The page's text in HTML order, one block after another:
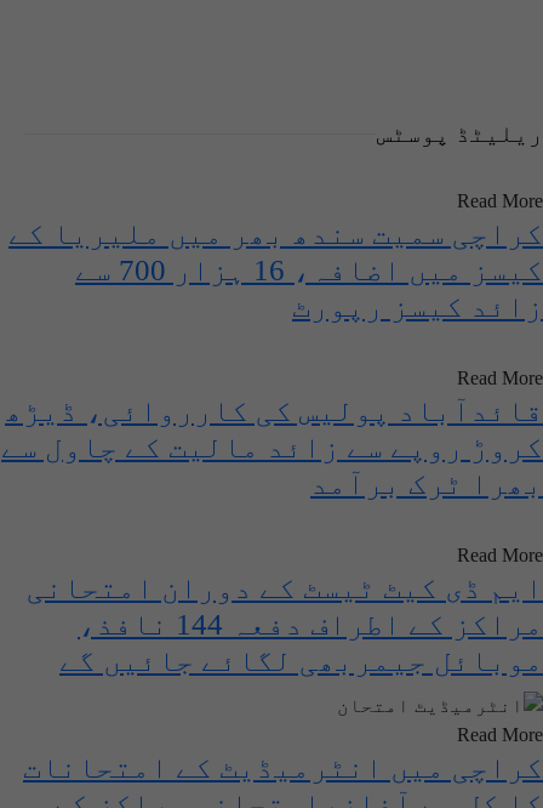
ریلیٹڈ پوسٹس
Read More
کراچی سمیت سندھ بھر میں ملیریا کے
کیسز میں اضافہ، 16 ہزار 700 سے
زائد کیسز رپورٹ
Read More
قائدآباد پولیس کی کارروائی، ڈیڑھ
کروڑ روپے سے زائد مالیت کے چاول سے
بھرا ٹرک برآمد
Read More
ایم ڈی کیٹ ٹیسٹ کے دوران امتحانی
مراکز کے اطراف دفعہ 144 نافذ،
موبائل جیمربھی لگائے جائیں گے
Read More
کراچی میں انٹرمیڈیٹ کے امتحانات